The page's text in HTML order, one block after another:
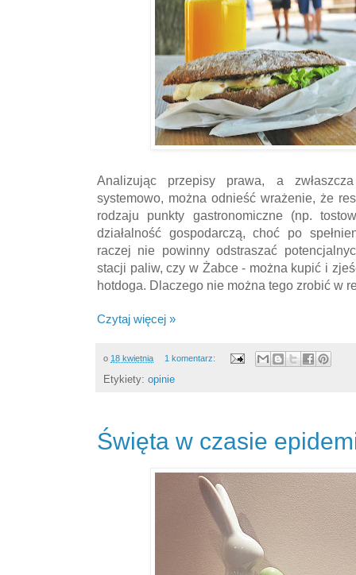
Analizując przepisy prawa, a
systemowo, można odnieść wrażenie, że
rodzaju punkty gastronomiczne (np.
działalność gospodarczą, choć po
raczej nie powinny odstraszać
stacji paliw, czy w Żabce - można kupić i
hotdoga. Dlaczego nie można tego zrobić w
Czytaj więcej »
o 18 kwietnia 1 komentarz:
Etykiety: opinie
Święta w czasie